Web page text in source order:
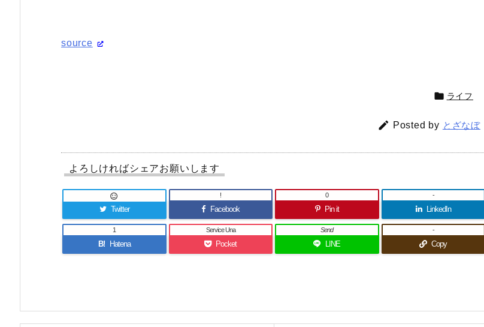
source
 ライフ
 Posted by とざなぼ
よろしければシェアお願いします
Twitter

Facebook
!
Pin it
0
LinkedIn
-
B! Hatena
1
Pocket
Service Una
LINE
Send
Copy
-